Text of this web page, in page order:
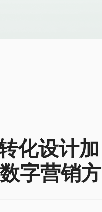
化设计加
字营销方